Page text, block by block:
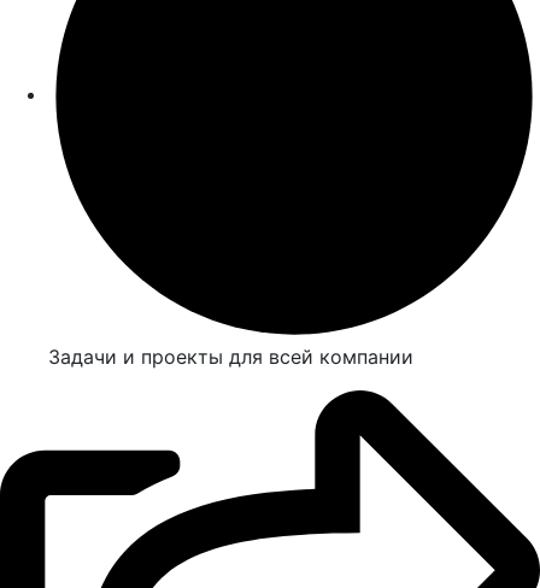
Задачи и проекты для всей компании